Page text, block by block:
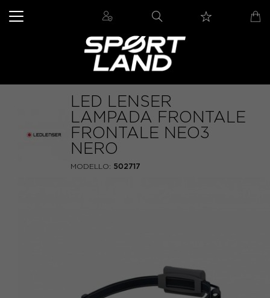
LED LENSER
LAMPADA FRONTALE
FRONTALE NEO3
NERO
MODELLO: 502717